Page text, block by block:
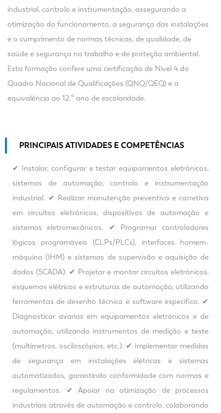
industrial, controlo e instrumentação, assegurando a
otimização do funcionamento, a segurança das instalações
e o cumprimento de normas técnicas, de qualidade, de
saúde e segurança no trabalho e de proteção ambiental.
Esta formação confere uma certificação de Nível 4 do
Quadro Nacional de Qualificações (QNQ/QEQ) e a
equivalência ao 12.º ano de escolaridade.
PRINCIPAIS ATIVIDADES E COMPETÊNCIAS
✔ Instalar, configurar e testar equipamentos eletrónicos,
sistemas de automação, controlo e instrumentação
industrial. ✔ Realizar manutenção preventiva e corretiva
em circuitos eletrónicos, dispositivos de automação e
sistemas eletromecânicos. ✔ Programar controladores
lógicos programáveis (CLPs/PLCs), interfaces homem-
máquina (IHM) e sistemas de supervisão e aquisição de
dados (SCADA). ✔ Projetar e montar circuitos eletrónicos,
esquemas elétricos e estruturas de automação, utilizando
ferramentas de desenho técnico e software específico. ✔
Diagnosticar avarias em equipamentos eletrónicos e de
automação, utilizando instrumentos de medição e teste
(multímetros, osciloscópios, etc.). ✔ Implementar medidas
de segurança em instalações elétricas e sistemas
automatizados, garantindo conformidade com normas e
regulamentos. ✔ Apoiar na otimização de processos
industriais através de automação e controlo, colaborando